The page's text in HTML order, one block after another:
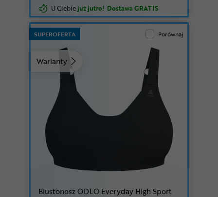
U Ciebie już jutro! Dostawa GRATIS
Warianty
SUPEROFERTA Porównaj
Biustonosz ODLO Everyday High Sport